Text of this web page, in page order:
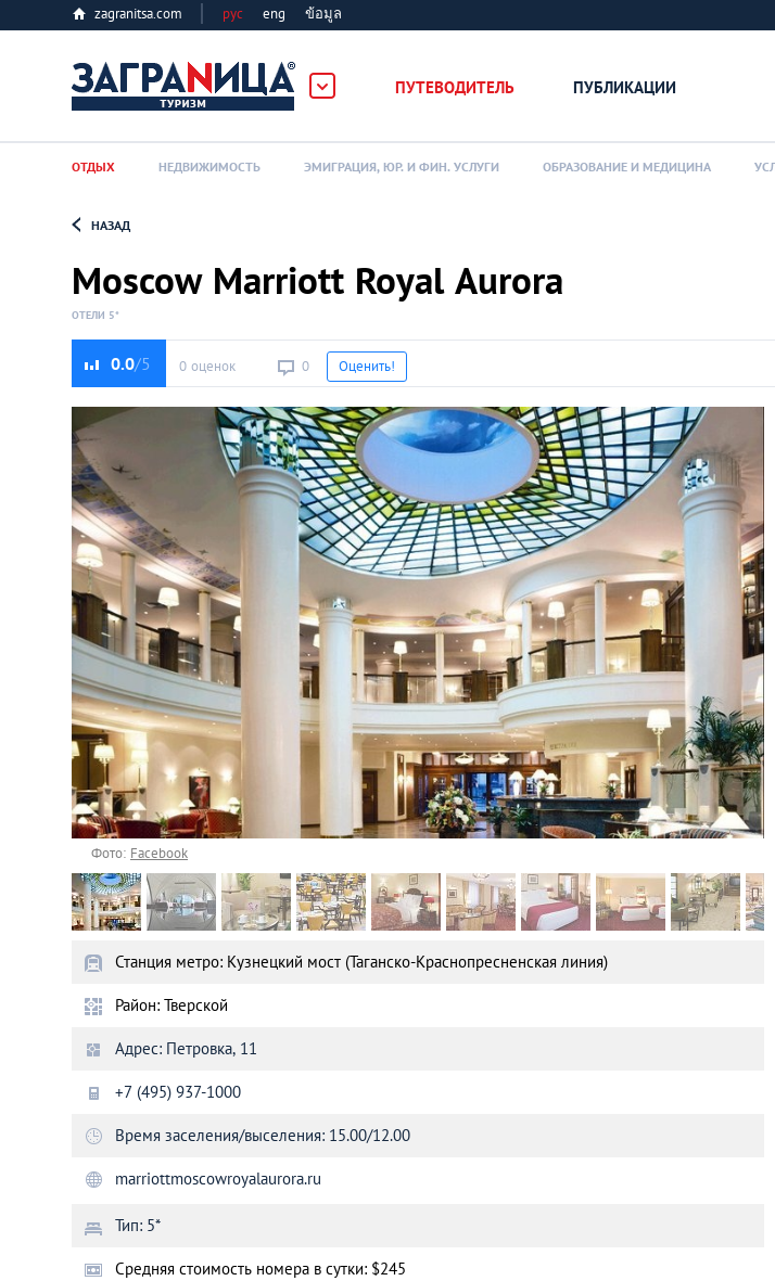
zagranitsa.com рус eng ข้อมูล
ПУТЕВОДИТЕЛЬ ПУБЛИКАЦИИ
Алматы
Астана
Афины
Киев
Лондон
Лос-Анджелес
Москва
Паттайя
Пхукет
Loading...
ОТДЫХ НЕДВИЖИМОСТЬ ЭМИГРАЦИЯ, ЮР. И ФИН. УСЛУГИ ОБРАЗОВАНИЕ И МЕДИЦИНА
НАЗАД
Moscow Marriott Royal Aurora
ОТЕЛИ 5*
0.0 0 оценок 0 Оценить!
Фото: Facebook
Станция метро: Кузнецкий мост (Таганско-Краснопресненская линия)
Район: Тверской
Адрес: Петровка, 11
+7 (495) 937-1000
Время заселения/выселения: 15.00/12.00
marriottmoscowroyalaurora.ru
Тип: 5*
Cредняя стоимость номера в сутки: $245